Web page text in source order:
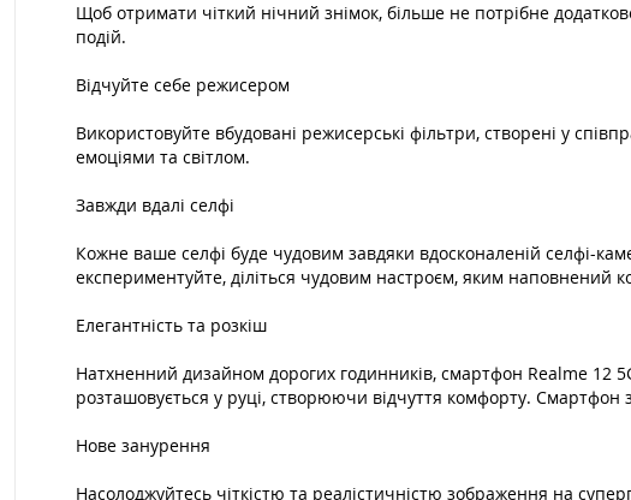
Щоб отримати чіткий нічний знімок, більше не потрібне
подій.
Відчуйте себе режисером
Використовуйте вбудовані режисерські фільтри, створені у
емоціями та світлом.
Завжди вдалі селфі
Кожне ваше селфі буде чудовим завдяки вдосконаленій селфі-
експериментуйте, діліться чудовим настроєм, яким наповнений
Елегантність та розкіш
Натхненний дизайном дорогих годинників, смартфон Realme 12
розташовується у руці, створюючи відчуття комфорту.
Нове занурення
Насолоджуйтесь чіткістю та реалістичністю зображення на